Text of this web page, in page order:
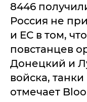
8446
Россия не
и ЕС в том,
повстанцев
Донецкий и
войска,
отмечает